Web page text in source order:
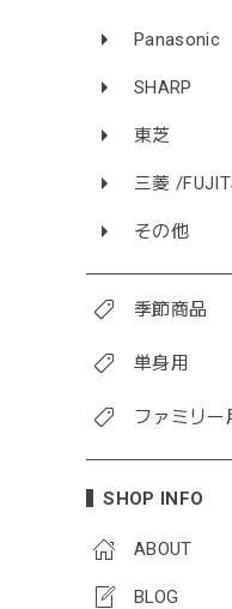
Panasonic
SHARP
東芝
三菱 /
その他
季節商品
単身用
ファミリー
SHOP INFO
ABOUT
BLOG